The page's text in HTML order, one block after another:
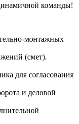
команды!
монтажных
(смет).
для согласования
и деловой